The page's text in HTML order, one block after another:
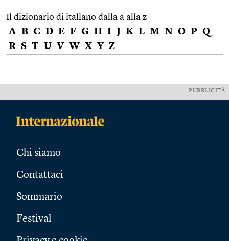
Il dizionario di italiano dalla a alla z
A B C D E F G H I J K L M N O P Q
R S T U V W X Y Z
PUBBLICITÀ
Chi siamo
Contattaci
Sommario
Festival